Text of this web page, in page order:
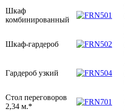
Шкаф
комбинированный
Шкаф-гардероб
Гардероб узкий
Стол переговоров
2,34 м.*